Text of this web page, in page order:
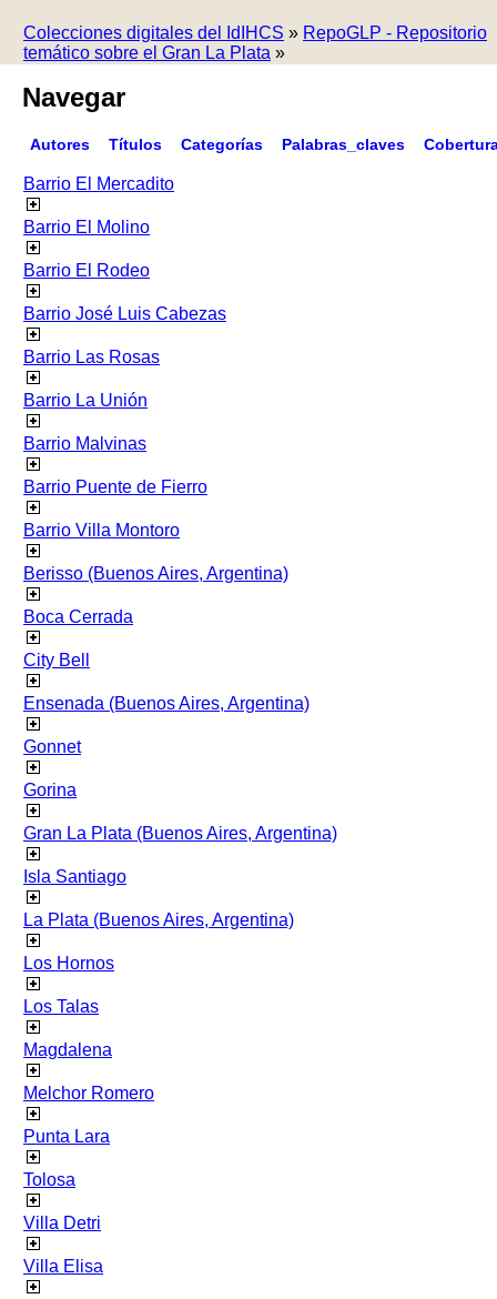
Colecciones digitales del IdIHCS » RepoGLP - Repositorio
temático sobre el Gran La Plata »
Navegar
Autores Títulos Categorías Palabras_claves
Barrio El Mercadito
Barrio El Molino
Barrio El Rodeo
Barrio José Luis Cabezas
Barrio Las Rosas
Barrio La Unión
Barrio Malvinas
Barrio Puente de Fierro
Barrio Villa Montoro
Berisso (Buenos Aires, Argentina)
Boca Cerrada
City Bell
Ensenada (Buenos Aires, Argentina)
Gonnet
Gorina
Gran La Plata (Buenos Aires, Argentina)
Isla Santiago
La Plata (Buenos Aires, Argentina)
Los Hornos
Los Talas
Magdalena
Melchor Romero
Punta Lara
Tolosa
Villa Detri
Villa Elisa